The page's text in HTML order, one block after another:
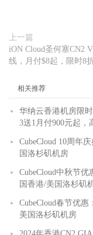
上一篇
iON Cloud圣何塞CN2
线，月付$8起，限时8
相关推荐
华纳云香港机房限
3送1月付900元起，
CubeCloud 10周年
国洛杉矶机房
CubeCloud中秋节
国香港/美国洛杉矶
CubeCloud春节优
美国洛杉矶机房